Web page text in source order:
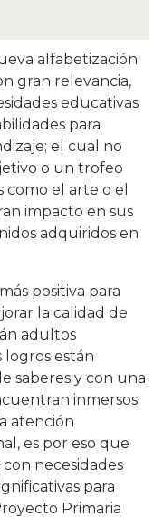
alfabetización
gran relevancia,
educativas
para
el cual no
o un trofeo
como el arte o el
impacto en sus
adquiridos en
positiva para
la calidad de
adultos
logros están
saberes y con una
inmersos
atención
es por eso que
necesidades
para
Primaria